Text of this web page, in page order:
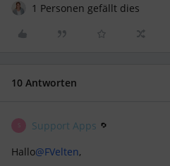
1 Personen gefällt dies
10 Antworten
Support Apps
Hallo@FVelten,